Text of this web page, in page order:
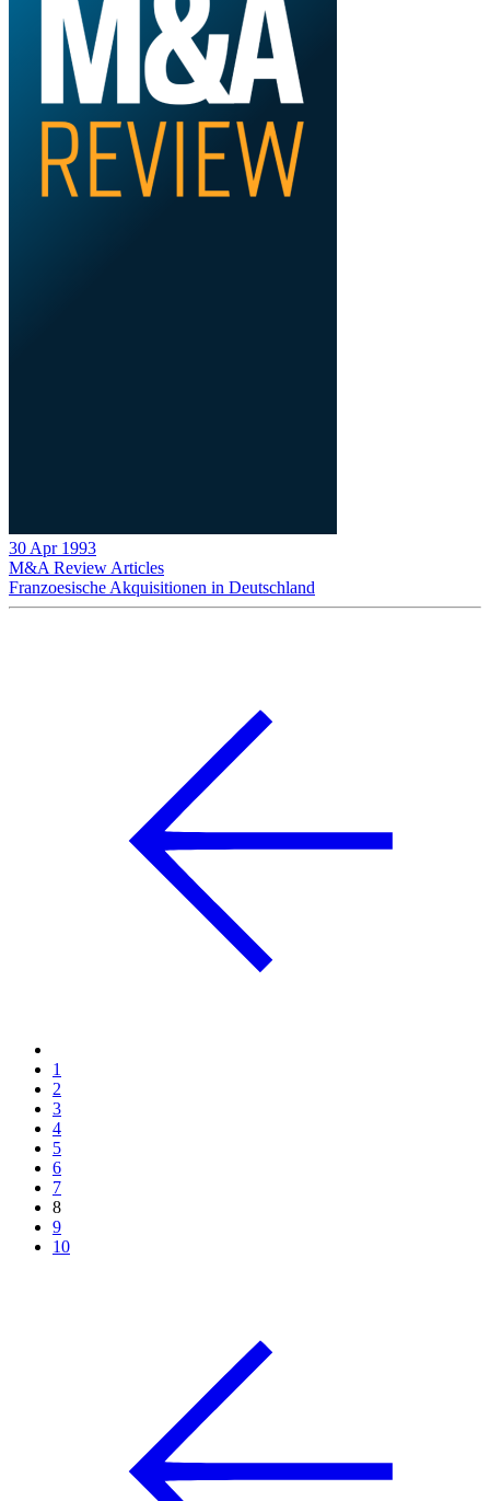
30 Apr 1993
M&A Review Articles
Franzoesische Akquisitionen in Deutschland
1
2
3
4
5
6
7
8
9
10